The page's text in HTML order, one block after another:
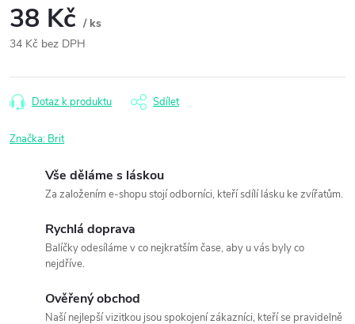
38 Kč / ks
34 Kč bez DPH
cena:
Dotaz k produktu Sdílet
Značka: Brit
Vše děláme s láskou
Za založením e-shopu stojí odborníci, kteří sdílí lásku ke zvířatům.
Rychlá doprava
Balíčky odesíláme v co nejkratším čase, aby u vás byly co
nejdříve.
Ověřený obchod
Naší nejlepší vizitkou jsou spokojení zákazníci, kteří se pravidelně